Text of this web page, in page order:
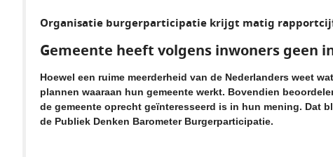
Organisatie burgerparticipatie krijgt matig
Gemeente heeft volgens inwoners geen
Hoewel een ruime meerderheid van de Nederlanders weet
plannen waaraan hun gemeente werkt. Bovendien
de gemeente oprecht geïnteresseerd is in hun mening. Dat
de Publiek Denken Barometer Burgerparticipatie.